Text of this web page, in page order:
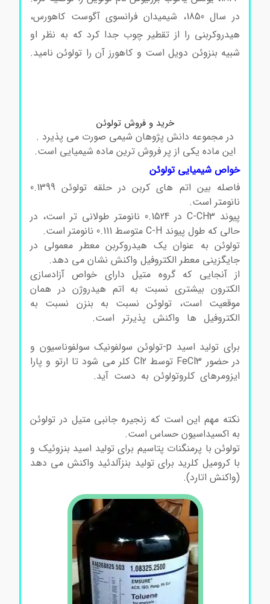
در سال 1850، شیمیدان فرانسوی آگوست کاهورس،
هیدروکربنی را از تقطیر چوب جدا کرد که به نظر او
شبیه بنزوئن دویل است و کاهورز آن را تولوئن نامید.
خرید و فروش تولوئن
در مجموعه دانش پژوهان شیمی صورت می پذیرد .
این ماده یکی از پر فروش ترین ماده شیمیایی است.
خواص شیمیایی تولوئن
فاصله بین اتم های کربن در حلقه تولوئن 0.1399
نانومتر است.
پیوند C-CH3 در 0.1524 نانومتر طولانی تر است، در
حالی که طول پیوند C-H متوسط 0.111 نانومتر است.
تولوئن به عنوان یک هیدروکربن معطر معمولی در
جایگزینی معطر الکتروفیل واکنش نشان می دهد.
از آنجایی که گروه متیل دارای خواص آزادسازی
الکترون بیشتری نسبت به اتم هیدروژن در همان
موقعیت است، تولوئن نسبت به بنزن نسبت به
الکتروفیل ها واکنش پذیرتر است.خرید و فروش
برای تولید اسید p-تولوئن سولفونیک سولفوناسیون و
در حضور FeCl3 توسط Cl2 کلر می شود تا ارتو و پارا
ایزومرهای کلروتولوئن به دست آید.خرید و فروش
نکته مهم این است که زنجیره جانبی متیل در تولوئن
به اکسیداسیون حساس است.
تولوئن با پرمنگنات پتاسیم برای تولید اسید بنزوئیک و
با کرومیل کلرید برای تولید بنزآلدئید واکنش می دهد
(واکنش اتارد).